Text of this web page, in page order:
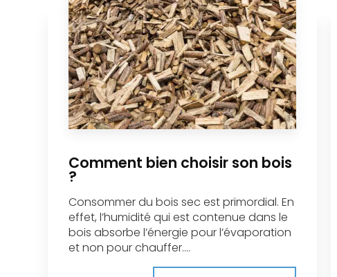
Comment bien choisir son bois
?
Consommer du bois sec est primordial. En
effet, l’humidité qui est contenue dans le
bois absorbe l’énergie pour l’évaporation
et non pour chauffer....